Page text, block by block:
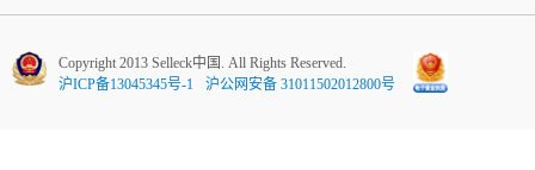
Copyright 2013 Selleck中国. All Rights Reserved.
沪ICP备13045345号-1
沪公网安备 31011502012800号